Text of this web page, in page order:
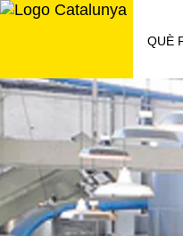
Saltar
QUÈ